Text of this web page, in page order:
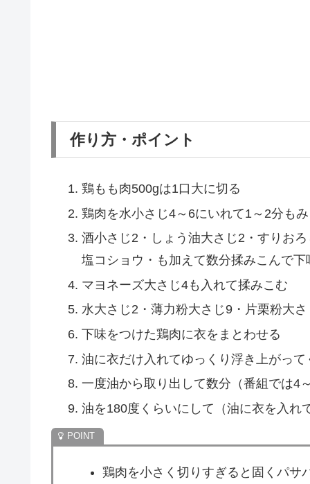
作り方・ポイント
鶏もも肉500gは1口大に切る
鶏肉を水小さじ4～6にいれて1～2分も
酒小さじ2・しょう油大さじ2・すりお
塩コショウ・も加えて数分揉みこんで下
マヨネーズ大さじ4も入れて揉みこむ
水大さじ2・薄力粉大さじ9・片栗粉大
下味をつけた鶏肉に衣をまとわせる
油に衣だけ入れてゆっくり浮き上がっ
一度油から取り出して数分（番組では4
油を180度くらいにして（油に衣を入れ
鶏肉を小さく切りすぎると固くパサ